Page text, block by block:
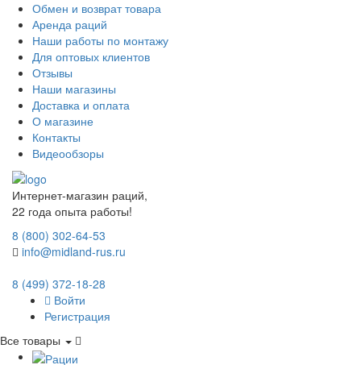
Обмен и возврат товара
Аренда раций
Наши работы по монтажу
Для оптовых клиентов
Отзывы
Наши магазины
Доставка и оплата
О магазине
Контакты
Видеообзоры
Интернет-магазин раций,
22 года опыта работы!
8 (800) 302-64-53
info@midland-rus.ru
8 (499) 372-18-28
Войти
Регистрация
Все товары